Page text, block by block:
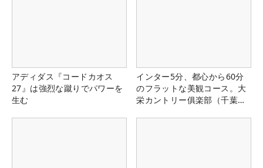
アディダス『コードカオス
27』は強烈な蹴りでパワーを
生む
インター5分、都心から60分
のフラットな美観コース。大
栄カントリー俱楽部（千葉